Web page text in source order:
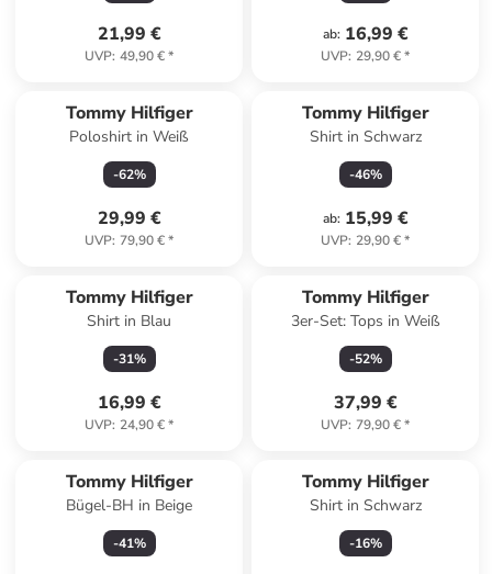
21,99 €
UVP: 49,90 €*
ab: 16,99 €
UVP: 29,90 €*
Tommy Hilfiger
Poloshirt in Weiß
-62%
29,99 €
UVP: 79,90 €*
Tommy Hilfiger
Shirt in Schwarz
-46%
ab: 15,99 €
UVP: 29,90 €*
Tommy Hilfiger
Shirt in Blau
-31%
16,99 €
UVP: 24,90 €*
Tommy Hilfiger
3er-Set: Tops in Weiß
-52%
37,99 €
UVP: 79,90 €*
Tommy Hilfiger
Bügel-BH in Beige
-41%
Tommy Hilfiger
Shirt in Schwarz
-16%